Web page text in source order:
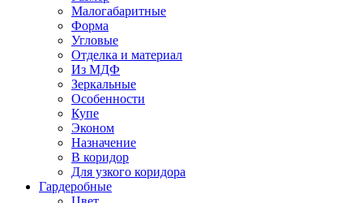
Малогабаритные
Форма
Угловые
Отделка и материал
Из МДФ
Зеркальные
Особенности
Купе
Эконом
Назначение
В коридор
Для узкого коридора
Гардеробные